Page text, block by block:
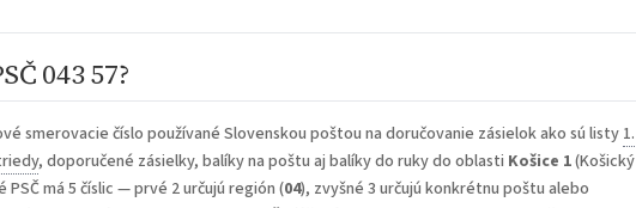
043 57?
smerovacie číslo používané Slovenskou poštou na doručovanie zásielok ako sú listy 1.
, doporučené zásielky, balíky na poštu aj balíky do ruky do oblasti Košice 1(Košický
PSČ má 5 číslic — prvé 2 určujú región (04), zvyšné 3 určujú konkrétnu poštu alebo